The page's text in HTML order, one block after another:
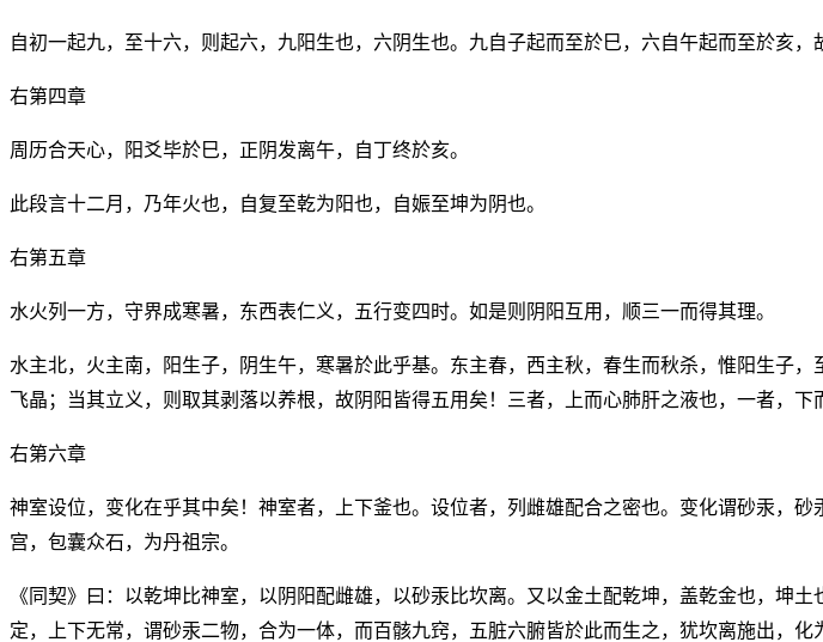
自初一起九，至十六，则起六，九阳生也，六阴生也。九自子起而至於巳，六自午起而至於亥，
右第四章
周历合天心，阳爻毕於巳，正阴发离午，自丁终於亥。
此段言十二月，乃年火也，自复至乾为阳也，自娠至坤为阴也。
右第五章
水火列一方，守界成寒暑，东西表仁义，五行变四时。如是则阴阳互用，顺三一而得其理。
水主北，火主南，阳生子，阴生午，寒暑於此乎基。东主春，西主秋，春生而秋杀，惟阳生子
飞晶；当其立义，则取其剥落以养根，故阴阳皆得五用矣！三者，上而心肺肝之液也，一者，
右第六章
神室设位，变化在乎其中矣！神室者，上下釜也。设位者，列雌雄配合之密也。变化谓砂汞，
宫，包囊众石，为丹祖宗。
《同契》曰：以乾坤比神室，以阴阳配雌雄，以砂汞比坎离。又以金土配乾坤，盖乾金也，坤
定，上下无常，谓砂汞二物，合为一体，而百骸九窍，五脏六腑皆於此而生之，犹坎离施出，化